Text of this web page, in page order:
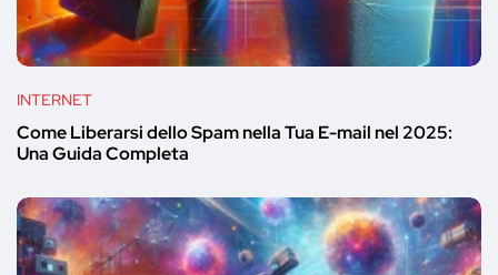
INTERNET
Come Liberarsi dello Spam nella Tua E-mail nel 2025:
Una Guida Completa